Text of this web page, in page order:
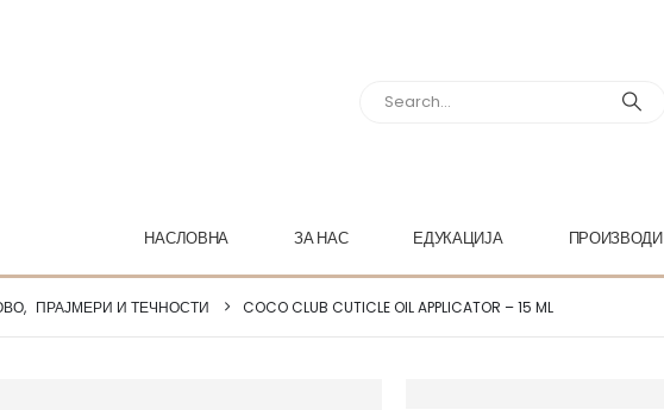
НАСЛОВНА ЗА НАС ЕДУКАЦИЈА ПРОИЗВОДИ
, ПРАЈМЕРИ И ТЕЧНОСТИ COCO CLUB CUTICLE OIL APPLICATOR – 15 ML